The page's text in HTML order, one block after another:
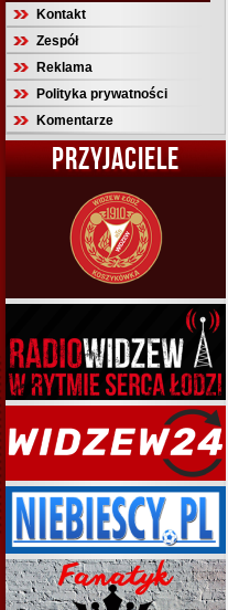
Kontakt
Zespół
Reklama
Polityka prywatności
Komentarze
PRZYJACIELE